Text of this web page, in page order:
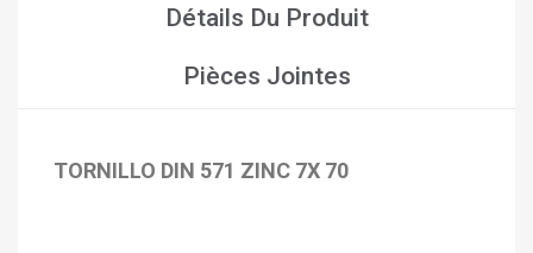
Détails Du Produit
Pièces Jointes
TORNILLO DIN 571 ZINC 7X 70